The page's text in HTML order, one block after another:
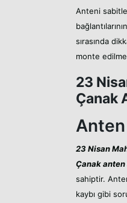
Anteni
sırasında
monte
23
Çanak
Anten
23 Nisan
Çanak anten
sahiptir.
kaybı gibi